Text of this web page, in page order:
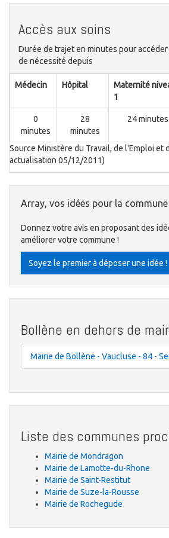
Accès aux soins
Durée de trajet en minutes pour
de nécessité depuis
Médecin Hôpital
Maternité
1
0
minutes
28
minutes
24 minutes
Source Ministère du Travail, de l'Emploi et
actualisation 05/12/2011)
Array, vos idées pour la commune
Donnez votre avis en proposant des
améliorer votre commune !
Soyez le premier à déposer une idée !
Bollène en dehors de
Mairie de Bollène - Vaucluse - 84 -
Liste des communes
Mairie de Mondragon
Mairie de Lamotte-du-Rhone
Mairie de Saint-Restitut
Mairie de Suze-la-Rousse
Mairie de Rochegude